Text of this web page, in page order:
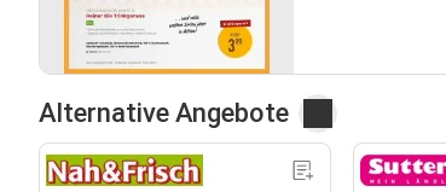
Alternative Angebote